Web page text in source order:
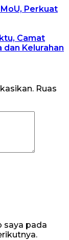
Perkuat
Camat
dan Kelurahan
Ruas
saya pada